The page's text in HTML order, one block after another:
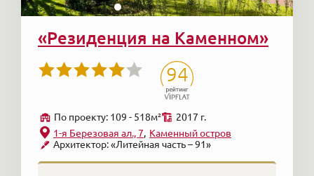
«Резиденция на Каменном»
94
По проекту: 109 - 518м² 2017 г.
Архитектор: «Литейная часть – 91»
1-я Березовая ал., 7 Каменный остров